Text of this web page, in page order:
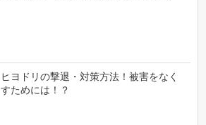
ヒヨドリの撃退・対策方法！被害をなく
すためには！？